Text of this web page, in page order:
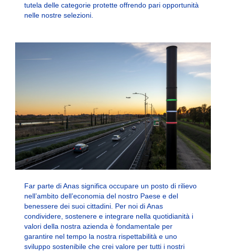
tutela delle categorie protette offrendo pari opportunità
nelle nostre selezioni.
Far parte di Anas significa occupare un posto di rilievo
nell’ambito dell’economia del nostro Paese e del
benessere dei suoi cittadini. Per noi di Anas
condividere, sostenere e integrare nella quotidianità i
valori della nostra azienda è fondamentale per
garantire nel tempo la nostra rispettabilità e uno
sviluppo sostenibile che crei valore per tutti i nostri